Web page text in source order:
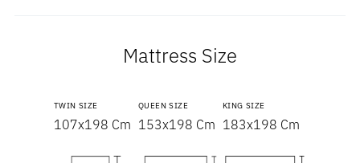
Mattress Size
TWIN SIZE
107x198 Cm
QUEEN SIZE
153x198 Cm
KING SIZE
183x198 Cm